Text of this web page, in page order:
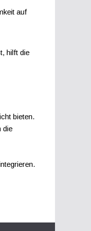
auf
hilft die
bieten.
die